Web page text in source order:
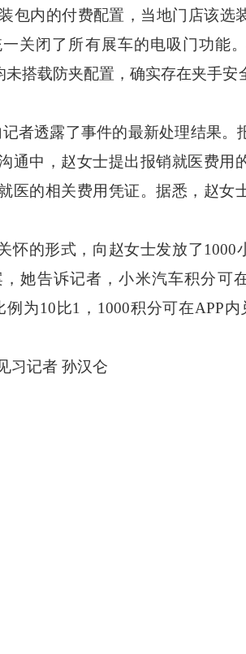
包内的付费配置，当地门店该选
关闭了所有展车的电吸门功能
未搭载防夹配置，确实存在夹手安
者透露了事件的最新处理结果。
通中，赵女士提出报销就医费用
医的相关费用凭证。据悉，赵女
怀的形式，向赵女士发放了1000
她告诉记者，小米汽车积分可
为10比1， 1000积分可在APP
习记者 孙汉仑